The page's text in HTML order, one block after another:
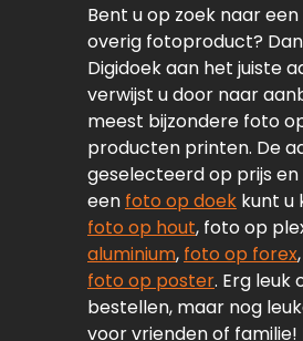
Bent u op zoek naar een
overig fotoproduct?
Digidoek aan het juiste
verwijst u door naar
meest bijzondere foto
producten printen. De
geselecteerd op prijs
een foto op doek kunt u
foto op hout, foto op
aluminium, foto op forex,
foto op poster. Erg leuk
bestellen, maar nog
voor vrienden of familie!